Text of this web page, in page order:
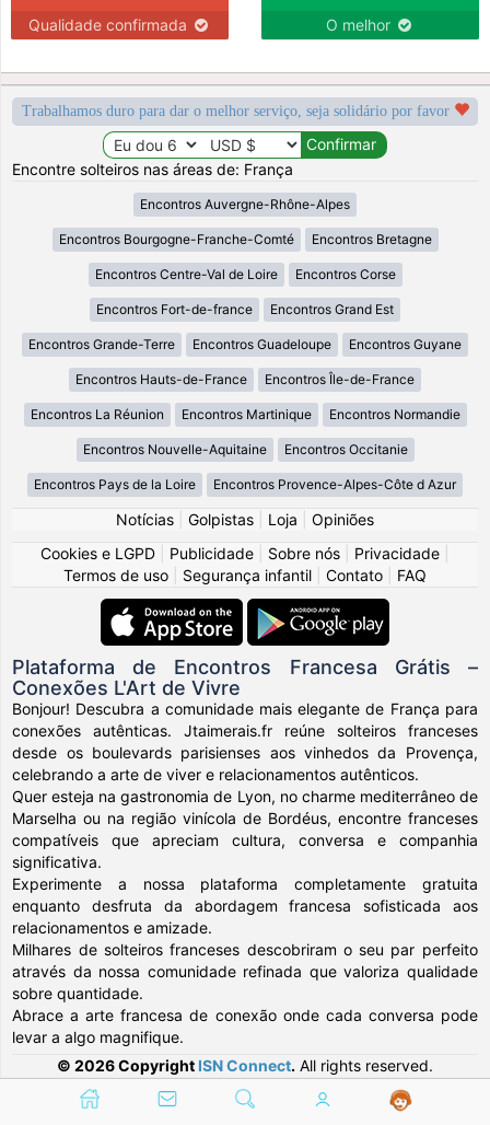
Qualidade confirmada O melhor
Trabalhamos duro para dar o melhor serviço, seja solidário por favor
Encontre solteiros nas áreas de: França
Encontros Auvergne-Rhône-Alpes
Encontros Bourgogne-Franche-Comté Encontros Bretagne
Encontros Centre-Val de Loire Encontros Corse
Encontros Fort-de-france Encontros Grand Est
Encontros Grande-Terre Encontros Guadeloupe Encontros Guyane
Encontros Hauts-de-France Encontros Île-de-France
Encontros La Réunion Encontros Martinique Encontros Normandie
Encontros Nouvelle-Aquitaine Encontros Occitanie
Encontros Pays de la Loire Encontros Provence-Alpes-Côte d Azur
Notícias Golpistas Loja
Opiniões
Cookies e LGPD
Publicidade Sobre nós Privacidade
Termos de uso
Segurança infantil Contato FAQ
Plataforma de Encontros Francesa Grátis –
Conexões L'Art de Vivre
Bonjour! Descubra a comunidade mais elegante de França para
conexões autênticas. Jtaimerais.fr reúne solteiros franceses
desde os boulevards parisienses aos vinhedos da Provença,
celebrando a arte de viver e relacionamentos autênticos.
Quer esteja na gastronomia de Lyon, no charme mediterrâneo de
Marselha ou na região vinícola de Bordéus, encontre franceses
compatíveis que apreciam cultura, conversa e companhia
significativa.
Experimente a nossa plataforma completamente gratuita
enquanto desfruta da abordagem francesa sofisticada aos
relacionamentos e amizade.
Milhares de solteiros franceses descobriram o seu par perfeito
através da nossa comunidade refinada que valoriza qualidade
sobre quantidade.
Abrace a arte francesa de conexão onde cada conversa pode
levar a algo magnifique.
© 2026 Copyright ISN Connect. All rights reserved.